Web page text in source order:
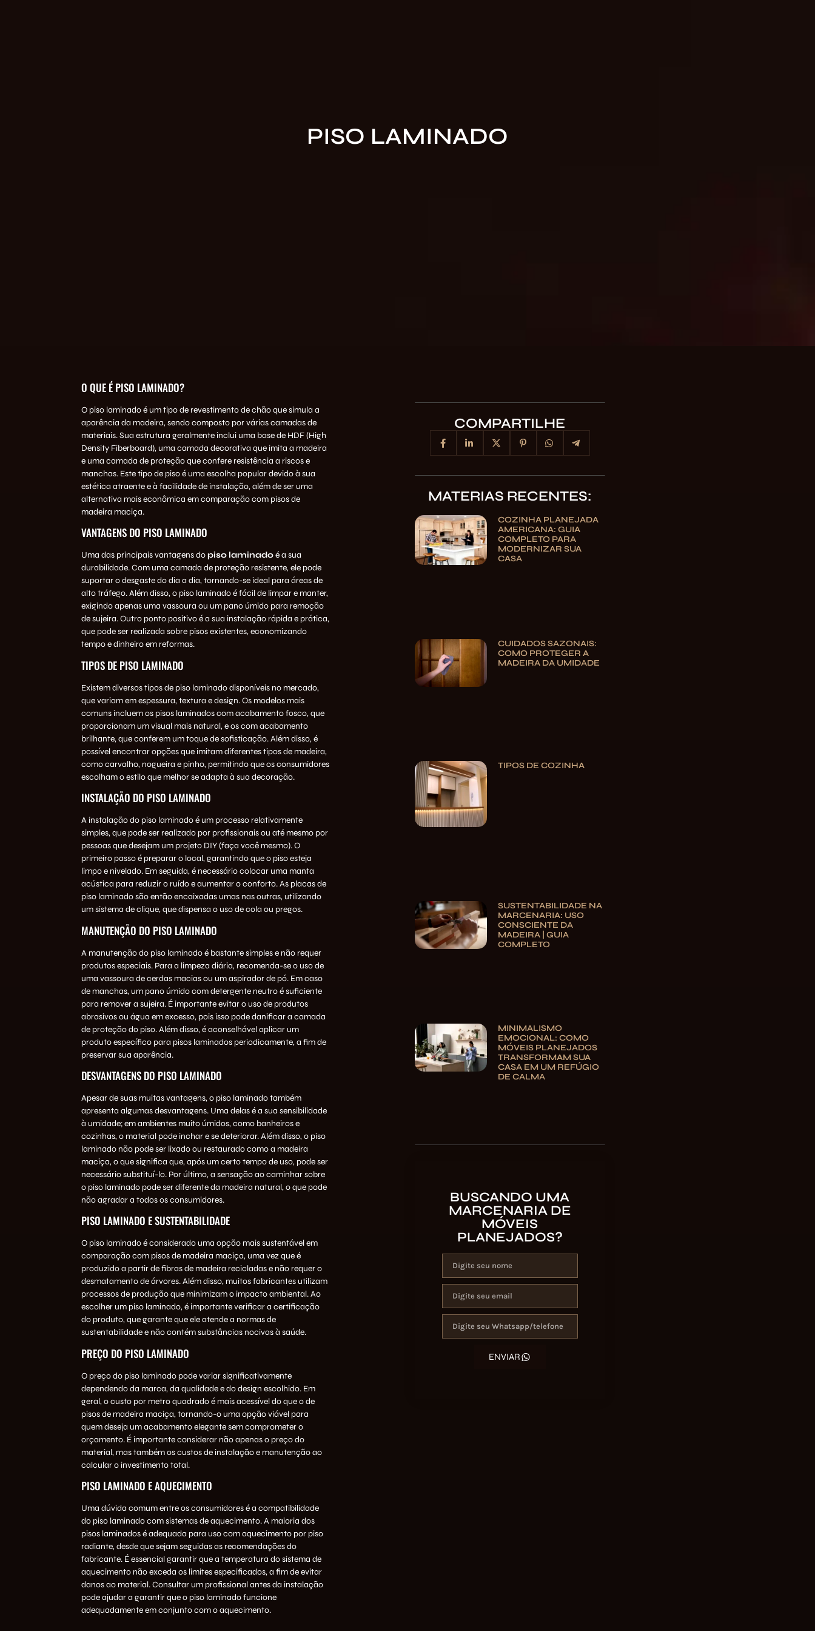
PISO LAMINADO
O QUE É PISO LAMINADO?
O piso laminado é um tipo de revestimento de chão que simula a
aparência da madeira, sendo composto por várias camadas de
materiais. Sua estrutura geralmente inclui uma base de HDF (High
Density Fiberboard), uma camada decorativa que imita a madeira
e uma camada de proteção que confere resistência a riscos e
manchas. Este tipo de piso é uma escolha popular devido à sua
estética atraente e à facilidade de instalação, além de ser uma
alternativa mais econômica em comparação com pisos de
madeira maciça.
VANTAGENS DO PISO LAMINADO
Uma das principais vantagens dopiso laminadoé a sua
durabilidade. Com uma camada de proteção resistente, ele pode
suportar o desgaste do dia a dia, tornando-se ideal para áreas de
alto tráfego. Além disso, o piso laminado é fácil de limpar e manter,
exigindo apenas uma vassoura ou um pano úmido para remoção
de sujeira. Outro ponto positivo é a sua instalação rápida e prática,
que pode ser realizada sobre pisos existentes, economizando
tempo e dinheiro em reformas.
TIPOS DE PISO LAMINADO
Existem diversos tipos de piso laminado disponíveis no mercado,
que variam em espessura, textura e design. Os modelos mais
comuns incluem os pisos laminados com acabamento fosco, que
proporcionam um visual mais natural, e os com acabamento
brilhante, que conferem um toque de sofisticação. Além disso, é
possível encontrar opções que imitam diferentes tipos de madeira,
como carvalho, nogueira e pinho, permitindo que os consumidores
escolham o estilo que melhor se adapta à sua decoração.
INSTALAÇÃO DO PISO LAMINADO
A instalação do piso laminado é um processo relativamente
simples, que pode ser realizado por profissionais ou até mesmo por
pessoas que desejam um projeto DIY (faça você mesmo). O
primeiro passo é preparar o local, garantindo que o piso esteja
limpo e nivelado. Em seguida, é necessário colocar uma manta
acústica para reduzir o ruído e aumentar o conforto. As placas de
piso laminado são então encaixadas umas nas outras, utilizando
um sistema de clique, que dispensa o uso de cola ou pregos.
MANUTENÇÃO DO PISO LAMINADO
A manutenção do piso laminado é bastante simples e não requer
produtos especiais. Para a limpeza diária, recomenda-se o uso de
uma vassoura de cerdas macias ou um aspirador de pó. Em caso
de manchas, um pano úmido com detergente neutro é suficiente
para remover a sujeira. É importante evitar o uso de produtos
abrasivos ou água em excesso, pois isso pode danificar a camada
de proteção do piso. Além disso, é aconselhável aplicar um
produto específico para pisos laminados periodicamente, a fim de
preservar sua aparência.
DESVANTAGENS DO PISO LAMINADO
Apesar de suas muitas vantagens, o piso laminado também
apresenta algumas desvantagens. Uma delas é a sua sensibilidade
à umidade; em ambientes muito úmidos, como banheiros e
cozinhas, o material pode inchar e se deteriorar. Além disso, o piso
laminado não pode ser lixado ou restaurado como a madeira
maciça, o que significa que, após um certo tempo de uso, pode ser
necessário substituí-lo. Por último, a sensação ao caminhar sobre
o piso laminado pode ser diferente da madeira natural, o que pode
não agradar a todos os consumidores.
PISO LAMINADO E SUSTENTABILIDADE
O piso laminado é considerado uma opção mais sustentável em
comparação com pisos de madeira maciça, uma vez que é
produzido a partir de fibras de madeira recicladas e não requer o
desmatamento de árvores. Além disso, muitos fabricantes utilizam
processos de produção que minimizam o impacto ambiental. Ao
escolher um piso laminado, é importante verificar a certificação
do produto, que garante que ele atende a normas de
sustentabilidade e não contém substâncias nocivas à saúde.
PREÇO DO PISO LAMINADO
O preço do piso laminado pode variar significativamente
dependendo da marca, da qualidade e do design escolhido. Em
geral, o custo por metro quadrado é mais acessível do que o de
pisos de madeira maciça, tornando-o uma opção viável para
quem deseja um acabamento elegante sem comprometer o
orçamento. É importante considerar não apenas o preço do
material, mas também os custos de instalação e manutenção ao
calcular o investimento total.
PISO LAMINADO E AQUECIMENTO
Uma dúvida comum entre os consumidores é a compatibilidade
do piso laminado com sistemas de aquecimento. A maioria dos
pisos laminados é adequada para uso com aquecimento por piso
radiante, desde que sejam seguidas as recomendações do
fabricante. É essencial garantir que a temperatura do sistema de
aquecimento não exceda os limites especificados, a fim de evitar
danos ao material.Consultar um profissionalantes da instalação
pode ajudar a garantir que o piso laminado funcione
adequadamente em conjunto com o aquecimento.
COMPARTILHE
MATERIAS RECENTES:
COZINHA PLANEJADA
AMERICANA: GUIA
COMPLETO PARA
MODERNIZAR SUA
CASA
CUIDADOS SAZONAIS:
COMO PROTEGER A
MADEIRA DA UMIDADE
TIPOS DE COZINHA
SUSTENTABILIDADE NA
MARCENARIA: USO
CONSCIENTE DA
MADEIRA | GUIA
COMPLETO
MINIMALISMO
EMOCIONAL: COMO
MÓVEIS PLANEJADOS
TRANSFORMAM SUA
CASA EM UM REFÚGIO
DE CALMA
BUSCANDO UMA
MARCENARIA DE
MÓVEIS
PLANEJADOS?
ENVIAR